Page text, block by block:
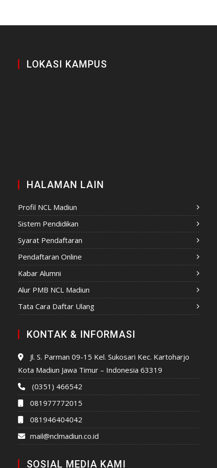
LOKASI KAMPUS
HALAMAN LAIN
Profil NCL Madiun
Sistem Pendidikan
Syarat Pendaftaran
Pendaftaran Online
Kabar Alumni
Alur PMB NCL Madiun
Tata Cara Daftar Ulang
KONTAK & INFORMASI
Jl. S. Parman 09-15 Kel. Sukosari Kec. Kartoharjo
Kota Madiun Jawa Timur – Indonesia 63319
(0351) 466542
081977772015
081946404042
mail@nclmadiun.co.id
SOSIAL MEDIA KAMI